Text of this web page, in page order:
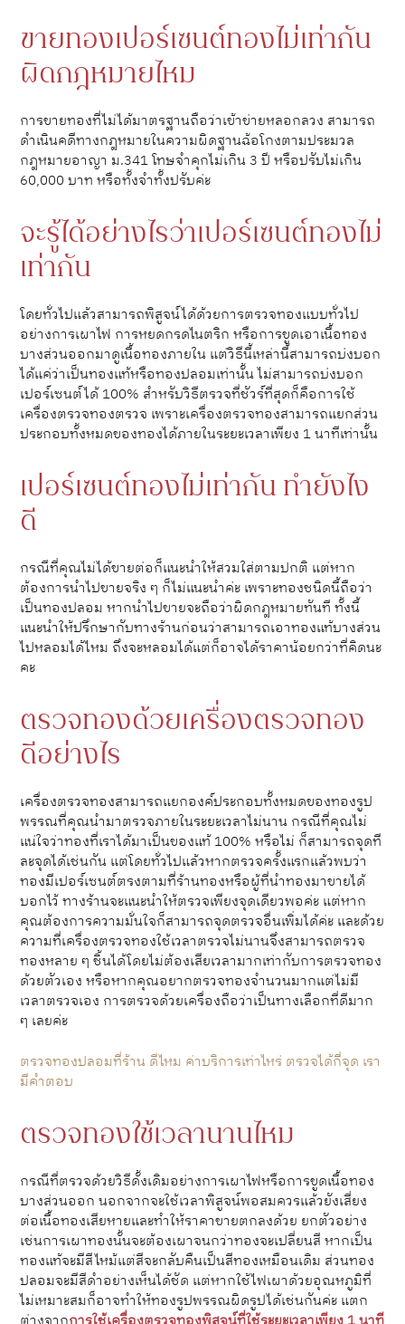
ขายทองเปอร์เซนต์ทองไม่เท่ากัน
ผิดกฎหมายไหม
การขายทองที่ไม่ได้มาตรฐานถือว่าเข้าข่ายหลอกลวง สามารถ
ดำเนินคดีทางกฎหมายในความผิดฐานฉ้อโกงตามประมวล
กฎหมายอาญา ม.341 โทษจำคุกไม่เกิน 3 ปี หรือปรับไม่เกิน
60,000 บาท หรือทั้งจำทั้งปรับค่ะ
จะรู้ได้อย่างไรว่าเปอร์เซนต์ทองไม่
เท่ากัน
โดยทั่วไปแล้วสามารถพิสูจน์ได้ด้วยการตรวจทองแบบทั่วไป
อย่างการเผาไฟ การหยดกรดไนตริก หรือการขูดเอาเนื้อทอง
บางส่วนออกมาดูเนื้อทองภายใน แต่วิธีนี้เหล่านี้สามารถบ่งบอก
ได้แค่ว่าเป็นทองแท้หรือทองปลอมเท่านั้น ไม่สามารถบ่งบอก
เปอร์เซนต์ได้ 100% สำหรับวิธีตรวจที่ชัวร์ที่สุดก็คือการใช้
เครื่องตรวจทองตรวจ เพราะเครื่องตรวจทองสามารถแยกส่วน
ประกอบทั้งหมดของทองได้ภายในระยะเวลาเพียง 1 นาทีเท่านั้น
เปอร์เซนต์ทองไม่เท่ากัน ทำยังไง
ดี
กรณีที่คุณไม่ได้ขายต่อก็แนะนำให้สวมใส่ตามปกติ แต่หาก
ต้องการนำไปขายจริง ๆ ก็ไม่แนะนำค่ะ เพราะทองชนิดนี้ถือว่า
เป็นทองปลอม หากนำไปขายจะถือว่าผิดกฎหมายทันที ทั้งนี้
แนะนำให้ปรึกษากับทางร้านก่อนว่าสามารถเอาทองแท้บางส่วน
ไปหลอมได้ไหม ถึงจะหลอมได้แต่ก็อาจได้ราคาน้อยกว่าที่คิดนะ
คะ
ตรวจทองด้วยเครื่องตรวจทอง
ดีอย่างไร
เครื่องตรวจทองสามารถแยกองค์ประกอบทั้งหมดของทองรูป
พรรณที่คุณนำมาตรวจภายในระยะเวลาไม่นาน กรณีที่คุณไม่
แน่ใจว่าทองที่เราได้มาเป็นของแท้ 100% หรือไม่ ก็สามารถจุดที
ละจุดได้เช่นกัน แต่โดยทั่วไปแล้วหากตรวจครั้งแรกแล้วพบว่า
ทองมีเปอร์เซนต์ตรงตามที่ร้านทองหรือผู้ที่นำทองมาขายได้
บอกไว้ ทางร้านจะแนะนำให้ตรวจเพียงจุดเดียวพอค่ะ แต่หาก
คุณต้องการความมั่นใจก็สามารถจุดตรวจอื่นเพิ่มได้ค่ะ และด้วย
ความที่เครื่องตรวจทองใช้เวลาตรวจไม่นานจึงสามารถตรวจ
ทองหลาย ๆ ชิ้นได้โดยไม่ต้องเสียเวลามากเท่ากับการตรวจทอง
ด้วยตัวเอง หรือหากคุณอยากตรวจทองจำนวนมากแต่ไม่มี
เวลาตรวจเอง การตรวจด้วยเครื่องถือว่าเป็นทางเลือกที่ดีมาก
ๆ เลยค่ะ
ตรวจทองปลอมที่ร้าน ดีไหม ค่าบริการเท่าไหร่ ตรวจได้กี่จุด เรา
มีคำตอบ
ตรวจทองใช้เวลานานไหม
กรณีที่ตรวจด้วยวิธีดั้งเดิมอย่างการเผาไฟหรือการขูดเนื้อทอง
บางส่วนออก นอกจากจะใช้เวลาพิสูจน์พอสมควรแล้วยังเสี่ยง
ต่อเนื้อทองเสียหายและทำให้ราคาขายตกลงด้วย ยกตัวอย่าง
เช่นการเผาทองนั้นจะต้องเผาจนกว่าทองจะเปลี่ยนสี หากเป็น
ทองแท้จะมีสีไหม้แต่สีจะกลับคืนเป็นสีทองเหมือนเดิม ส่วนทอง
ปลอมจะมีสีดำอย่างเห็นได้ชัด แต่หากใช้ไฟเผาด้วยอุณหภูมิที่
ไม่เหมาะสมก็อาจทำให้ทองรูปพรรณผิดรูปได้เช่นกันค่ะ แตก